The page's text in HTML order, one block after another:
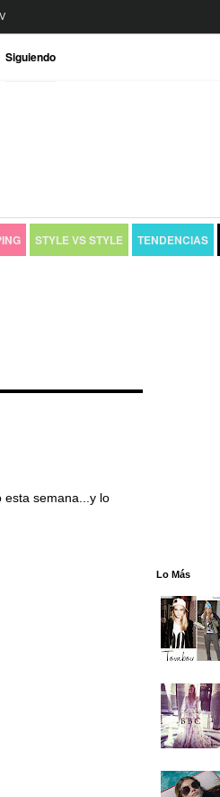
Siguiendo
STYLE VS STYLE TENDENCIAS
esta semana...y lo
Lo Más